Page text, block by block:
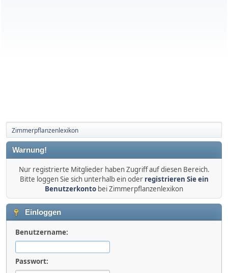
Zimmerpflanzenlexikon
Warnung!
Nur registrierte Mitglieder haben Zugriff auf diesen Bereich.
Bitte loggen Sie sich unterhalb ein oder registrieren Sie ein
Benutzerkonto bei Zimmerpflanzenlexikon
Einloggen
Benutzername:
Passwort: